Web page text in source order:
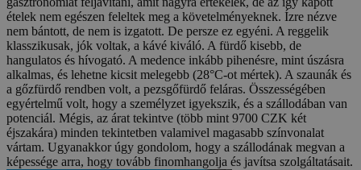
ételek nem egészen feleltek meg a követelményeknek. Ízre nézve
nem bántott, de nem is izgatott. De persze ez egyéni. A reggelik
klasszikusak, jók voltak, a kávé kiváló. A fürdő kisebb, de
hangulatos és hívogató. A medence inkább pihenésre, mint úszásra
alkalmas, és lehetne kicsit melegebb (28°C-ot mértek). A szaunák és
a gőzfürdő rendben volt, a pezsgőfürdő feláras. Összességében
egyértelmű volt, hogy a személyzet igyekszik, és a szállodában van
potenciál. Mégis, az árat tekintve (több mint 9700 CZK két
éjszakára) minden tekintetben valamivel magasabb színvonalat
vártam. Ugyanakkor úgy gondolom, hogy a szállodának megvan a
képessége arra, hogy tovább finomhangolja és javítsa szolgáltatásait.